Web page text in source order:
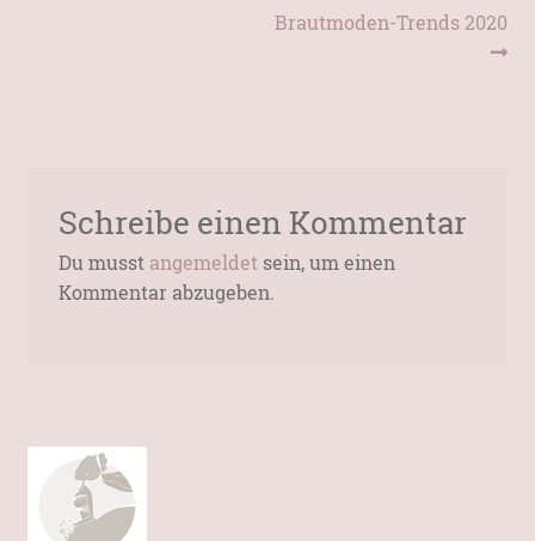
Beitragsnavigation
Nächster
Brautmoden-Trends 2020
Schreibe einen Kommentar
Du musst angemeldet sein, um einen
Kommentar abzugeben.